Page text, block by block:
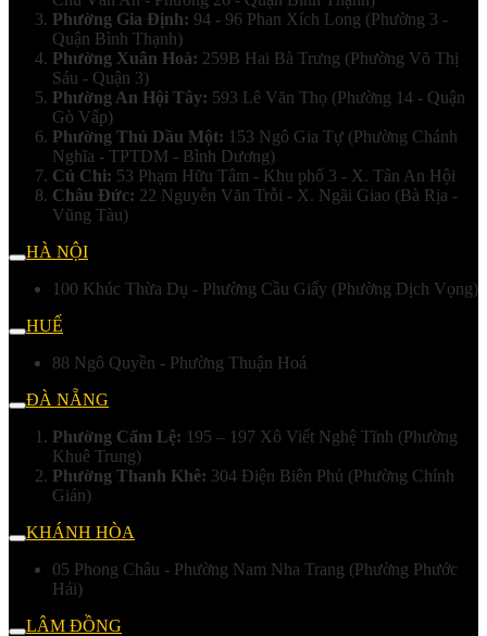
Phường Gia Định: 94 - 96 Phan Xích Long (Phường 3 -
Quận Bình Thạnh)
Phường Xuân Hoà: 259B Hai Bà Trưng (Phường Võ Thị
Sáu - Quận 3)
Phường An Hội Tây: 593 Lê Văn Thọ (Phường 14 - Quận
Gò Vấp)
Phường Thủ Dầu Một: 153 Ngô Gia Tự (Phường Chánh
Nghĩa - TPTDM - Bình Dương)
Củ Chi: 53 Phạm Hữu Tâm - Khu phố 3 - X. Tân An Hội
Châu Đức: 22 Nguyễn Văn Trỗi - X. Ngãi Giao (Bà Rịa -
Vũng Tàu)
HÀ NỘI
100 Khúc Thừa Dụ - Phường Cầu Giấy (Phường Dịch Vọng)
HUẾ
88 Ngô Quyền - Phường Thuận Hoá
ĐÀ NẴNG
Phường Cẩm Lệ: 195 – 197 Xô Viết Nghệ Tĩnh (Phường
Khuê Trung)
Phường Thanh Khê: 304 Điện Biên Phủ (Phường Chính
Gián)
KHÁNH HÒA
05 Phong Châu - Phường Nam Nha Trang (Phường Phước
Hải)
LÂM ĐỒNG